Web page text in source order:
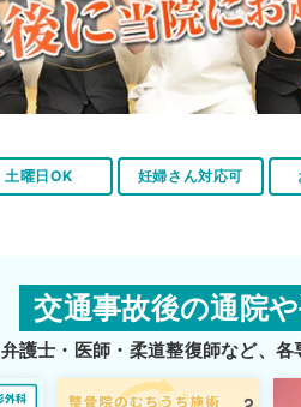
土曜日OK 妊婦さん対応可
交通事故後の通院
弁護士・医師・柔道整復師など、各